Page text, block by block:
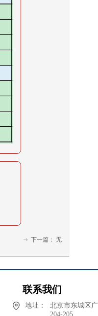
ꁹ 下一篇： 无
联系我们
地址：
北京市东城区
204-205